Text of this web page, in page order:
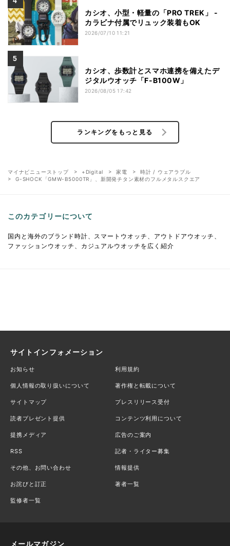
カシオ、小型・軽量の「PRO TREK」 -
カラビナ付属でリュック装着もOK
2026/07/10 11:21
カシオ、歩数計とスマホ連携を備えたデ
ジタルウオッチ「F-B100W」
2026/08/05 17:42
ランキングをもっと見る
マイナビニューストップ +Digital 家電
時計 / ウェアラブル
G-SHOCK「GMW-B5000TR」、新開発チタン素材のフルメタルスクエア
このカテゴリーについて
国内と海外のブランド時計、スマートウオッチ、アウトドアウオッチ、
ファッションウオッチ、カジュアルウオッチを広く紹介
サイトインフォメーション
お知らせ 利用規約
個人情報の取り扱いについて 著作権と転載について
サイトマップ プレスリリース受付
読者プレゼント提供 コンテンツ利用について
提携メディア 広告のご案内
RSS 記者・ライター募集
その他、お問い合わせ 情報提供
お詫びと訂正 著者一覧
監修者一覧
メールマガジン